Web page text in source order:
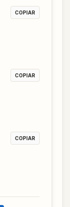
COPIAR
COPIAR
COPIAR